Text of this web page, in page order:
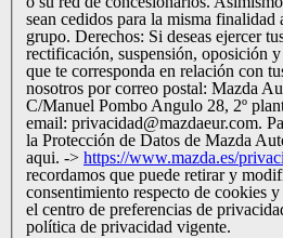
sean cedidos para la misma finalidad
grupo. Derechos: Si deseas ejercer
rectificación, suspensión, oposición
que te corresponda en relación con
nosotros por correo postal: Mazda
C/Manuel Pombo Angulo 28, 2º
email: privacidad@mazdaeur.com.
la Protección de Datos de Mazda
aqui. -> https://www.mazda.es/
recordamos que puede retirar y
consentimiento respecto de cookies
el centro de preferencias de
política de privacidad vigente.